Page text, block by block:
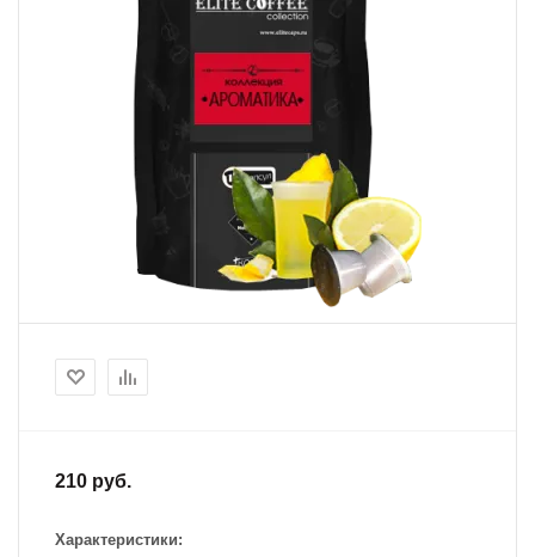
210 руб.
Характеристики: